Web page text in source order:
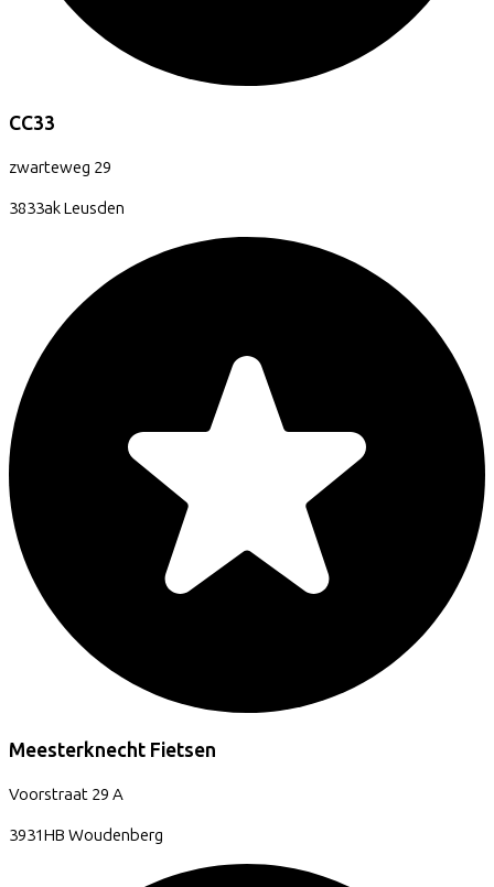
CC33
zwarteweg 29
3833akLeusden
Meesterknecht Fietsen
Voorstraat 29 A
3931HB Woudenberg